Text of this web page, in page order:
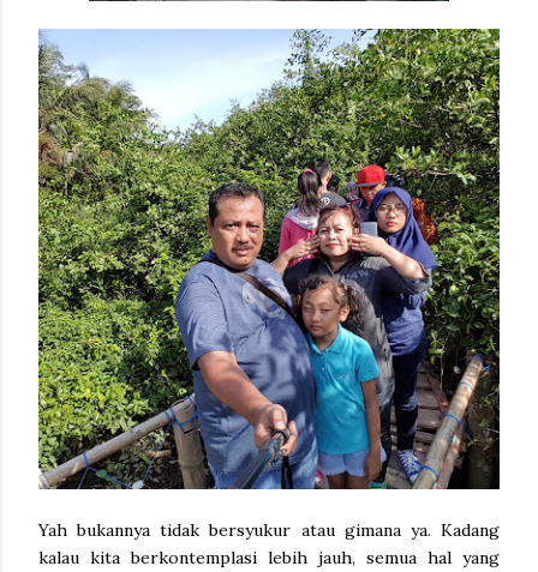
Yah bukannya tidak bersyukur atau gimana ya. Kadang
kalau kita berkontemplasi lebih jauh, semua hal yang